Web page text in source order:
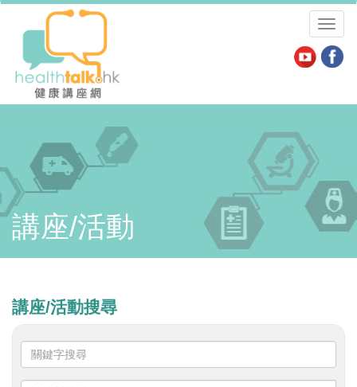
講座/活動
講座/活動搜尋
鍵
字